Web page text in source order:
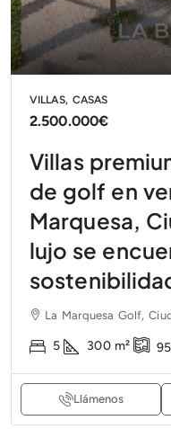
VILLAS, CASAS
2.500.000€
Villas
de golf en
Marquesa,
lujo se
La Marquesa Golf,
5 300 m²
Llámenos